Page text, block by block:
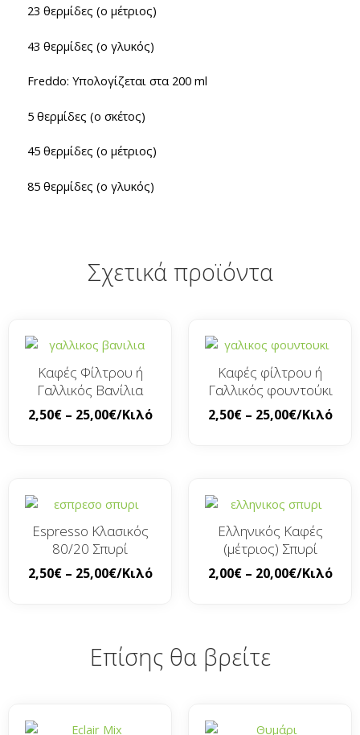
23 θερμίδες (ο μέτριος)
43 θερμίδες (ο γλυκός)
Freddo: Υπολογίζεται στα 200 ml
5 θερμίδες (ο σκέτος)
45 θερμίδες (ο μέτριος)
85 θερμίδες (ο γλυκός)
Σχετικά προϊόντα
Καφές Φίλτρου ή
Γαλλικός Βανίλια
2,50€ – 25,00€/Κιλό
Καφές φίλτρου ή
Γαλλικός φουντούκι
2,50€ – 25,00€/Κιλό
Espresso Κλασικός
80/20 Σπυρί
2,50€ – 25,00€/Κιλό
Ελληνικός Καφές
(μέτριος) Σπυρί
2,00€ – 20,00€/Κιλό
Επίσης θα βρείτε